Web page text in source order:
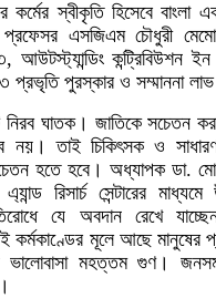
স্বীকৃতি হিসেবে বাংলা
এসজিএম চৌধুরী
কন্ট্রিবিউশন ইন
প্রভৃতি পুরস্কার ও সম্মাননা
ঘাতক। জাতিকে সচেতন
নয়। তাই চিকিৎসক ও
হতে হবে। অধ্যাপক ডা.
রিসার্চ সেন্টারের
যে অবদান রেখে যাচ্ছেন
কর্মকাণ্ডের মূলে আছে মানুষের
মহত্তম গুণ।